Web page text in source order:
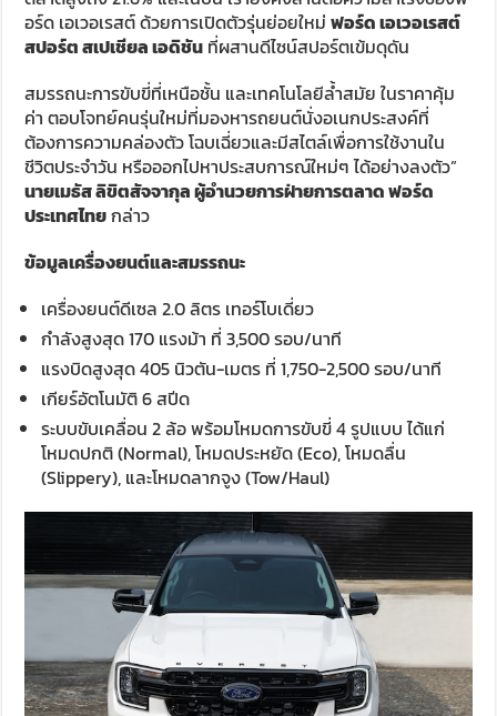
อร์ด เอเวอเรสต์ ด้วยการเปิดตัวรุ่นย่อยใหม่ฟอร์ด เอเวอเรสต์
สปอร์ต สเปเชียลเอดิชัน ที่ผสานดีไซน์สปอร์ตเข้มดุดัน
สมรรถนะการขับขี่ที่เหนือชั้น และเทคโนโลยีล้ำสมัย ในราคาคุ้ม
ค่า ตอบโจทย์คนรุ่นใหม่ที่มองหารถยนต์นั่งอเนกประสงค์ที่
ต้องการความคล่องตัว โฉบเฉี่ยวและมีสไตล์เพื่อการใช้งานใน
ชีวิตประจำวัน หรือออกไปหาประสบการณ์ใหม่ๆ ได้อย่างลงตัว”
นายเมธัส ลิขิตสัจจากุล ผู้อำนวยการฝ่ายการตลาด ฟอร์ด
ประเทศไทยกล่าว
ข้อมูลเครื่องยนต์และสมรรถนะ
เครื่องยนต์ดีเซล 2.0 ลิตร เทอร์โบเดี่ยว
กำลังสูงสุด 170 แรงม้า ที่ 3,500 รอบ/นาที
แรงบิดสูงสุด 405 นิวตัน-เมตร ที่ 1,750-2,500 รอบ/นาที
เกียร์อัตโนมัติ 6 สปีด
ระบบขับเคลื่อน 2 ล้อ พร้อมโหมดการขับขี่ 4 รูปแบบ ได้แก่
โหมดปกติ (Normal), โหมดประหยัด (Eco), โหมดลื่น
(Slippery), และโหมดลากจูง (Tow/Haul)